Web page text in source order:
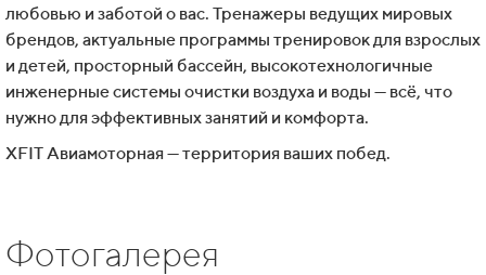
любовью и заботой о вас. Тренажеры ведущих мировых
брендов, актуальные программы тренировок для взрослых
и детей, просторный бассейн, высокотехнологичные
инженерные системы очистки воздуха и воды — всё, что
нужно для эффективных занятий и комфорта.
XFIT Авиамоторная — территория ваших побед.
Фотогалерея